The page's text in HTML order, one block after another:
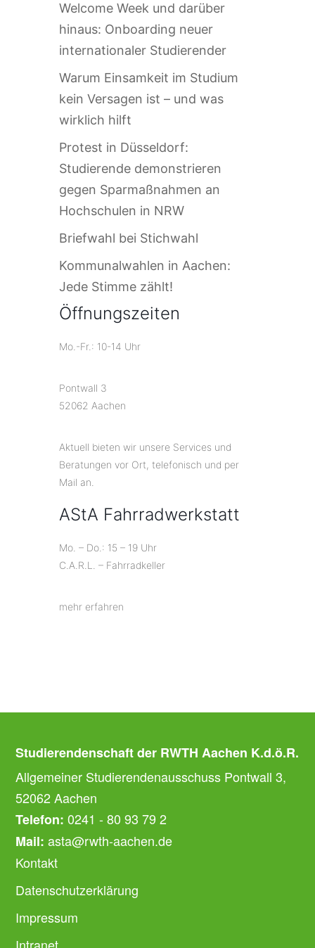
Welcome Week und darüber
hinaus: Onboarding neuer
internationaler Studierender
Warum Einsamkeit im Studium
kein Versagen ist – und was
wirklich hilft
Protest in Düsseldorf:
Studierende demonstrieren
gegen Sparmaßnahmen an
Hochschulen in NRW
Briefwahl bei Stichwahl
Kommunalwahlen in Aachen:
Jede Stimme zählt!
Öffnungszeiten
Mo.-Fr.: 10-14 Uhr
Pontwall 3
52062 Aachen
Aktuell bieten wir unsere Services und
Beratungen vor Ort, telefonisch und per
Mail an.
AStA Fahrradwerkstatt
Mo. – Do.: 15 – 19 Uhr
C.A.R.L. – Fahrradkeller
mehr erfahren
Studierendenschaft der RWTH Aachen K.d.ö.R.
Allgemeiner Studierendenausschuss Pontwall 3,
52062 Aachen
Telefon: 0241 - 80 93 79 2
Mail: asta@rwth-aachen.de
Kontakt
Datenschutzerklärung
Impressum